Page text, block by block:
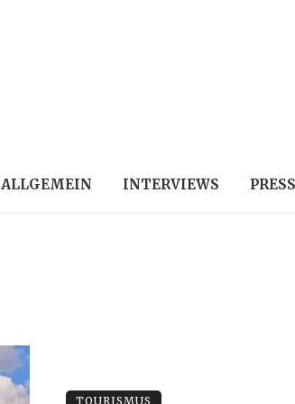
ALLGEMEIN INTERVIEWS
TOURISMUS